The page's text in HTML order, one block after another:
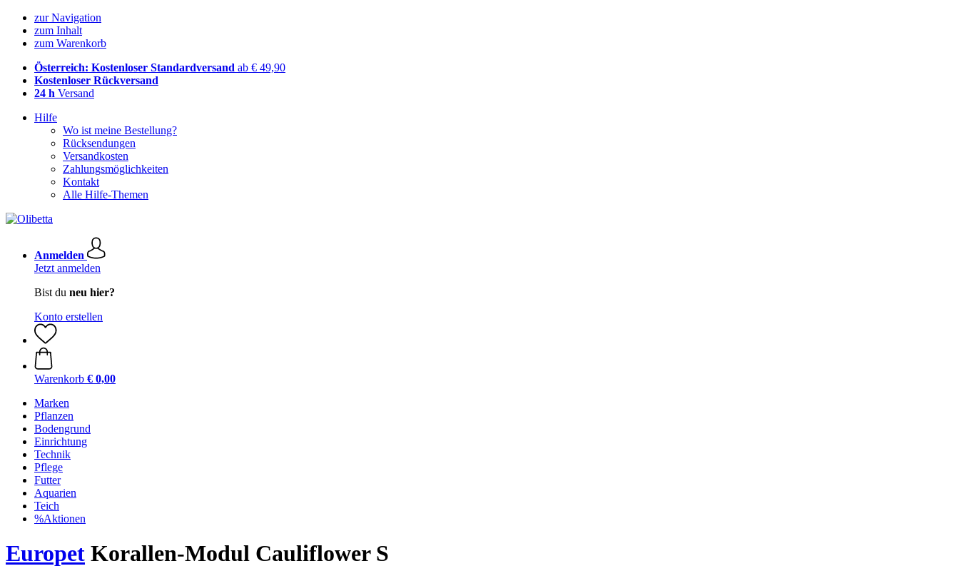
zur Navigation
zum Inhalt
zum Warenkorb
Österreich: Kostenloser Standardversand ab € 49,90
Kostenloser Rückversand
24 h Versand
Hilfe
Wo ist meine Bestellung?
Rücksendungen
Versandkosten
Zahlungsmöglichkeiten
Kontakt
Alle Hilfe-Themen
Anmelden
Jetzt anmelden
Bist du neu hier?
Konto erstellen
Warenkorb € 0,00
Marken
Pflanzen
Bodengrund
Einrichtung
Technik
Pflege
Futter
Aquarien
Teich
%Aktionen
Europet Korallen-Modul Cauliflower S